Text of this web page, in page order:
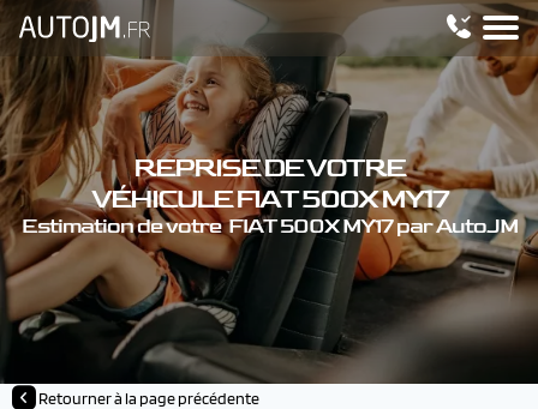
REPRISE DE VOTRE
VÉHICULE FIAT 500X MY17
Estimation de votre FIAT 500X MY17 par AutoJM
Retourner à la page précédente